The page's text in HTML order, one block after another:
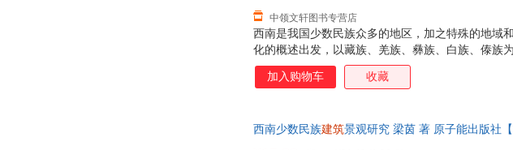
西南是我国少数民族众多的地区，加之特殊的地域
化的概述出发，以藏族、羌族、彝族、白族、傣族
法新颖、层次清晰、重点突出，且图文并茂，具有
中领文轩图书专营店
加入购物车 收藏
西南少数民族建筑景观研究 梁茵 著 原子能出版社